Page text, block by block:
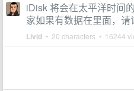
iDisk 将会在太平洋时间
家如果有数据在里面，请
Livid • 20 characters • 16244